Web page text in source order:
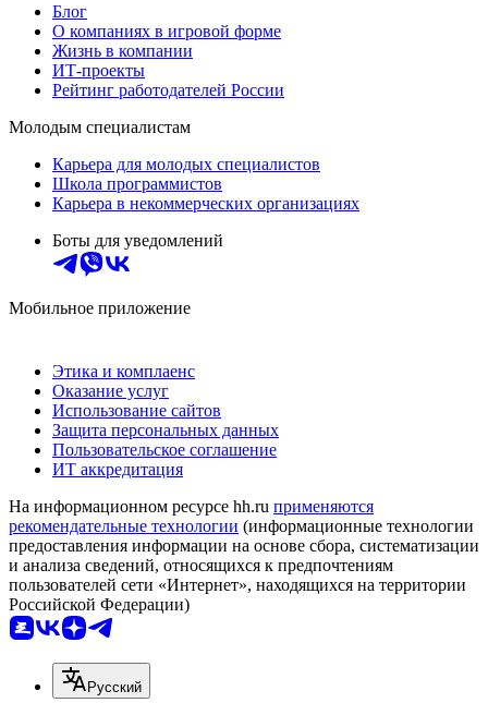
Блог
О компаниях в игровой форме
Жизнь в компании
ИТ-проекты
Рейтинг работодателей России
Молодым специалистам
Карьера для молодых специалистов
Школа программистов
Карьера в некоммерческих организациях
Боты для уведомлений
Мобильное приложение
Этика и комплаенс
Оказание услуг
Использование сайтов
Защита персональных данных
Пользовательское соглашение
ИТ аккредитация
На информационном ресурсе hh.ru применяются
рекомендательные технологии (информационные технологии
предоставления информации на основе сбора, систематизации
и анализа сведений, относящихся к предпочтениям
пользователей сети «Интернет», находящихся на территории
Российской Федерации)
Русский